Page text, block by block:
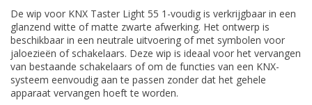
De wip voor KNX Taster Light 55 1-voudig is verkrijgbaar in een
glanzend witte of matte zwarte afwerking. Het ontwerp is
beschikbaar in een neutrale uitvoering of met symbolen voor
jaloezieën of schakelaars. Deze wip is ideaal voor het vervangen
van bestaande schakelaars of om de functies van een KNX-
systeem eenvoudig aan te passen zonder dat het gehele
apparaat vervangen hoeft te worden.